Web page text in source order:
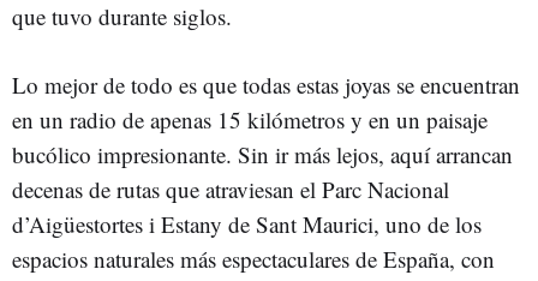
que tuvo durante siglos.
Lo mejor de todo es que todas estas joyas se encuentran
en un radio de apenas 15 kilómetros y en un paisaje
bucólico impresionante. Sin ir más lejos, aquí arrancan
decenas de rutas que atraviesan el Parc Nacional
d’Aigüestortes i Estany de Sant Maurici, uno de los
espacios naturales más espectaculares de España, con